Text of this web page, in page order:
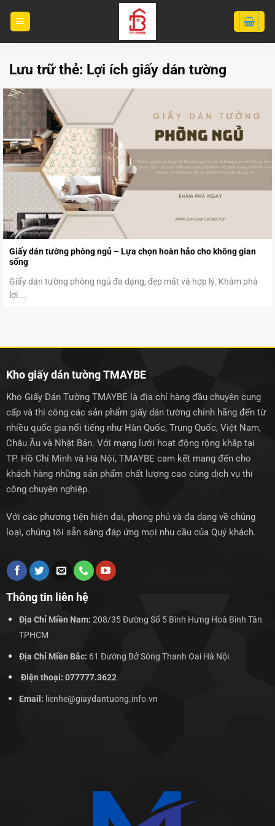
Lưu trữ thẻ: Lợi ích giấy dán tường
Giấy dán tường phòng ngủ – Lựa chọn hoàn hảo cho không gian
sống
Giấy dán tường phòng ngủ đa dạng, đẹp mắt và hợp lý. Khám phá
lợi ...
Kho giấy dán tường TMAYBE
Kho Giấy Dán Tường TMAYBE là địa chỉ hàng đầu chuyên cung
cấp và thi công các sản phẩm giấy dán tường chính hãng đến từ
nhiều quốc gia nổi tiếng như Hàn Quốc, Trung Quốc, Việt Nam,
Châu Âu và Nhật Bản. Với mạng lưới hoạt động rộng khắp tại
TP. Hồ Chí Minh và Hà Nội, TMAYBE cam kết mang đến cho
khách hàng những sản phẩm chất lượng cao cùng dịch vụ thi
công chuyên nghiệp.
Với các phương tiện hiện đại, phong phú và đa dạng về chủng
loại, chúng tôi sẵn sàng đáp ứng mọi nhu cầu của Quý khách.
Thông tin liên hệ
Địa Chỉ Miền Nam: 208/35 Đường Số 5 Bình Hưng Hoà Bình Tân
TPHCM
Địa Chỉ Miền Bắc: 61 Đường Bở Sông Thanh Oai Hà Nội
Điện thoại: 077777.3622
Email: lienhe@giaydantuong.info.vn